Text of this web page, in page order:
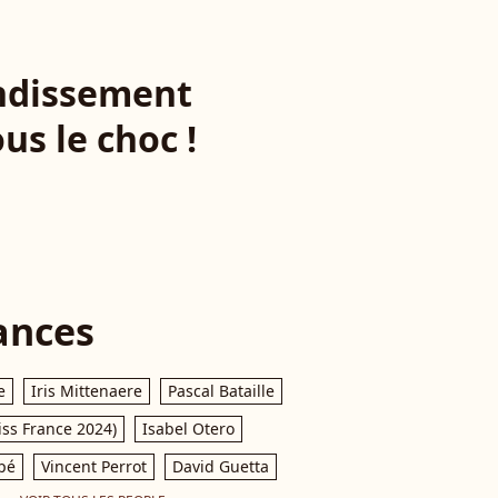
le choc !
Iris Mittenaere
Pascal Bataille
France 2024)
Isabel Otero
Vincent Perrot David Guetta